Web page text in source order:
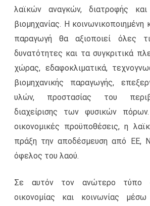
λαϊκών αναγκών, διατροφής
βιομηχανίας. Η κοινωνικοποιημένη
παραγωγή θα αξιοποιεί όλες
δυνατότητες και τα συγκριτικά
χώρας, εδαφοκλιματικά,
βιομηχανικής παραγωγής,
υλών, προστασίας του
διαχείρισης των φυσικών
οικονομικές προϋποθέσεις, η
πράξη την αποδέσμευση από ΕΕ,
όφελος του λαού.
Σε αυτόν τον ανώτερο τύπο
οικονομίας και κοινωνίας